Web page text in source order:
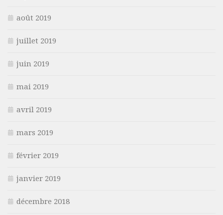
août 2019
juillet 2019
juin 2019
mai 2019
avril 2019
mars 2019
février 2019
janvier 2019
décembre 2018